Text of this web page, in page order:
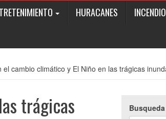
HURACANES
el cambio climático y El Niño en las trágicas
trágicas Busqueda